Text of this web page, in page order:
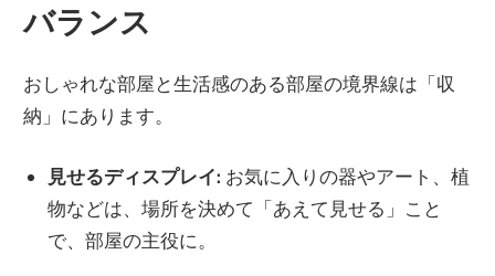
バランス
おしゃれな部屋と生活感のある部屋の境界線は「収
納」にあります。
見せるディスプレイ: お気に入りの器やアート、植
物などは、場所を決めて「あえて見せる」こと
で、部屋の主役に。